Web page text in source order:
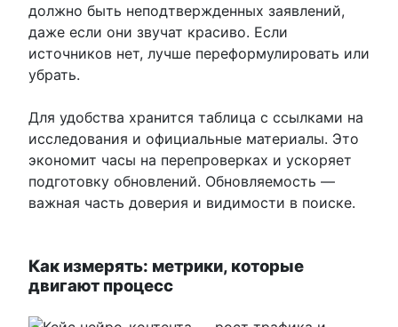
должно быть неподтвержденных заявлений,
даже если они звучат красиво. Если
источников нет, лучше переформулировать или
убрать.
Для удобства хранится таблица с ссылками на
исследования и официальные материалы. Это
экономит часы на перепроверках и ускоряет
подготовку обновлений. Обновляемость —
важная часть доверия и видимости в поиске.
Как измерять: метрики, которые
двигают процесс